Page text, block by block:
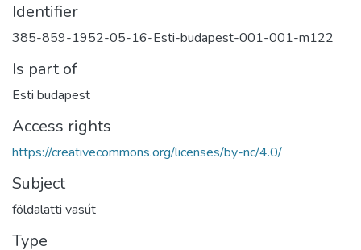
Identifier
385-859-1952-05-16-Esti-budapest-001-001-m122
Is part of
Esti budapest
Access rights
https://creativecommons.org/licenses/by-nc/4.0/
Subject
földalatti vasút
Type